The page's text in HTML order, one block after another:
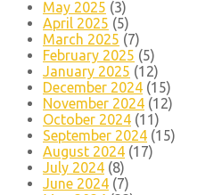
May 2025 (3)
April 2025 (5)
March 2025 (7)
February 2025 (5)
January 2025 (12)
December 2024 (15)
November 2024 (12)
October 2024 (11)
September 2024 (15)
August 2024 (17)
July 2024 (8)
June 2024 (7)